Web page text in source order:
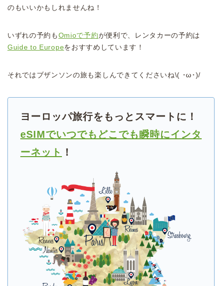
のもいいかもしれませんね！
いずれの予約も Omioで予約が便利で、レンタカーの予約は
Guide to Europeをおすすめしています！
それではブザンソンの旅も楽しんできてくださいね\( ･ω･)/
ヨーロッパ旅行をもっとスマートに！
eSIMでいつでもどこでも瞬時にインタ
ーネット ！